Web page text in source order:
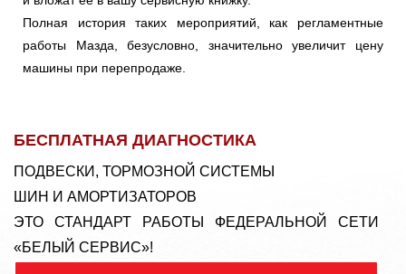
Полная история таких мероприятий, как регламентные
работы Мазда, безусловно, значительно увеличит цену
машины при перепродаже.
БЕСПЛАТНАЯ ДИАГНОСТИКА
ПОДВЕСКИ, ТОРМОЗНОЙ СИСТЕМЫ
ШИН И АМОРТИЗАТОРОВ
ЭТО СТАНДАРТ РАБОТЫ ФЕДЕРАЛЬНОЙ СЕТИ
«БЕЛЫЙ СЕРВИС»!